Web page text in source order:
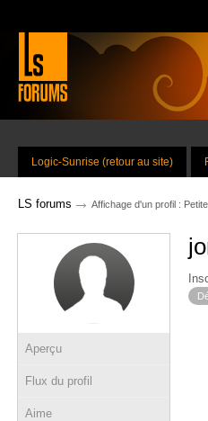
Logic-Sunrise (retour au site)
LS forums → Affichage d'un profil :
Aperçu
Flux du profil
Aime